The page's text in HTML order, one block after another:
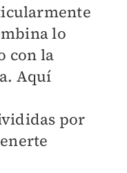
lo
con la
Aquí
por